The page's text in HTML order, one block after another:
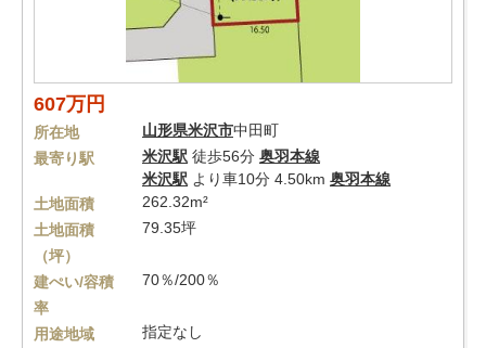
607万円
所在地 山形県米沢市中田町
最寄り駅
米沢駅 徒歩56分 奥羽本線
米沢駅 より車10分 4.50km 奥羽本線
土地面積
262.32m²
土地面積
（坪）
79.35坪
建ぺい/容積
率
70％/200％
用途地域
指定なし